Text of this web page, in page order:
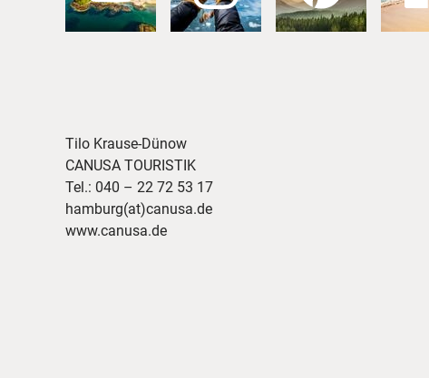
Tilo Krause-Dünow
CANUSA TOURISTIK
Tel.: 040 – 22 72 53 17
hamburg(at)canusa.de
www.canusa.de